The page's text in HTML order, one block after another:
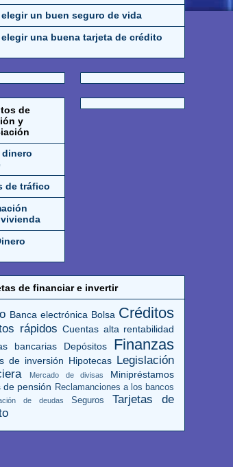
elegir un buen seguro de vida
una buena tarjeta de crédito
de
y
dinero
de tráfico
de financiar e invertir
Banca electrónica Bolsa Créditos
rápidos Cuentas alta rentabilidad
bancarias
Depósitos Finanzas
de inversión Hipotecas Legislación
Mercado de divisas
Minipréstamos
de pensión Reclamanciones a los bancos
de deudas Seguros
Tarjetas de